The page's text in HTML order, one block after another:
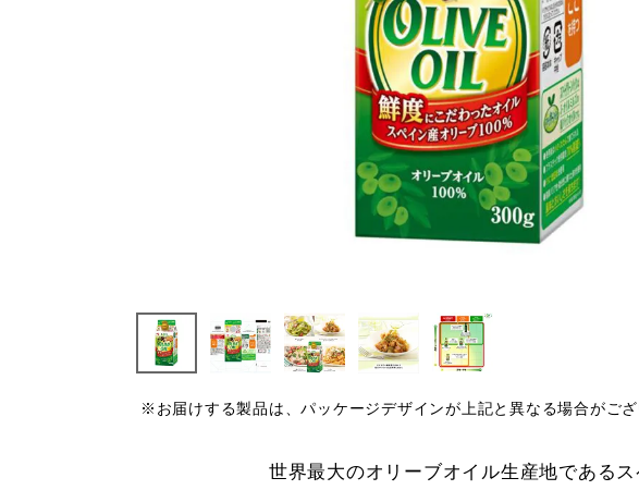
※お届けする製品は、パッケージデザインが上記と異なる場合がご
世界最大のオリーブオイル生産地である